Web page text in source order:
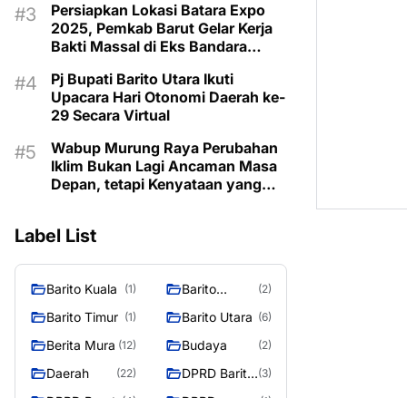
Persiapkan Lokasi Batara Expo
2025, Pemkab Barut Gelar Kerja
Bakti Massal di Eks Bandara
Pj Bupati Barito Utara Ikuti
Upacara Hari Otonomi Daerah ke-
29 Secara Virtual
Wabup Murung Raya Perubahan
Iklim Bukan Lagi Ancaman Masa
Depan, tetapi Kenyataan yang
Label List
Barito Kuala (1)
Barito
(2)
Barito Timur (1) Barito Utara (6)
Berita Mura (12) Budaya (2)
Daerah (22)
DPRD Barito (3)